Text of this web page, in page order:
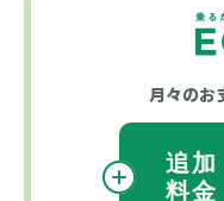
月々のお